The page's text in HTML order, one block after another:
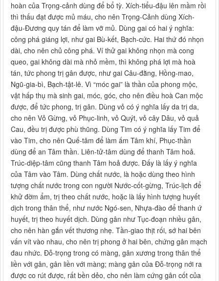
hoàn của Trọng-cảnh dùng để bổ tỳ. Xích-tiểu-đậu lên mầm rồi
thì thấu đạt được mủ máu, cho nên Trọng-Cảnh dùng Xích-
đậu-Đương quy tán để làm vỡ mủ. Dùng gai có hai ý nghĩa:
công phá giáng lợi, như gai Bù-kết, Bạch-cức. Hai thứ đó nhọn
dài, cho nên chủ công phá. Ví thử gai không nhọn mà cong
queo, gai không dài mà nhỏ mềm, thì không phá lợi mà hoà
tán, tức phong trị gân được, như gai Câu-đằng, Hồng-mao,
Ngũ-gia-bì, Bạch-tật-lê. Vì “móc gai” là thần của phong mộc,
vật hấp thụ mà sinh gai, móc, góc, cho nên điều hoà Can mộc
được, để tức phong, trị gân. Dùng vỏ có ý nghĩa lấy da trị da,
cho nên Vỏ Gừng, vỏ Phục-linh, vỏ Quýt, vỏ cây Dâu, vỏ quả
Cau, đều trị được phù thũng. Dùng Tim có ý nghĩa lấy Tim để
vào Tim, cho nên Quế-tâm để làm ấm Tâm khí, Phục-thần
dùng để an Tâm thần. Liên-tử-tâm dùng để thanh Tâm hoả.
Trúc-diệp-tâm cũng thanh Tâm hoả được. Đấy là lấy ý nghĩa
của Tâm vào Tâm. Dùng chất nước, là hoặc dùng theo hình
tượng chất nước trong con người Nước-cốt-gừng, Trúc-lịch để
khử đờm ẩm, trị theo chất nước, hoặc là lấy hình tượng huyết
dịch trong thân thể, như nước Ngó-sen, Nhựa-đào để thanh ứ
huyết, trị theo huyết dịch. Dùng gân như Tục-đoạn nhiều gân,
cho nên hàn gắn vết thương nhẹ. Tần-giao thịt rối, sớ hai bên
vấn vít vào nhau, cho nên trị phong ở hai bên, chứng gân mạch
đau nhức. Đỗ-trọng trong có màng, gân xương trong thân thể
liền với gân, gân liền với màng; màng gân của Đỗ-trọng nới ra
được co rút được, rất bền dẻo, cho nên làm cứng gân cốt của